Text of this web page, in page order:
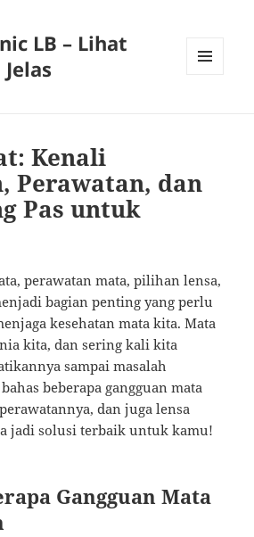
LB – Lihat
Kenali
Perawatan, dan
Pas untuk
perawatan mata, pilihan lensa,
bagian penting yang perlu
kesehatan mata kita. Mata
kita, dan sering kali kita
sampai masalah
beberapa gangguan mata
dan juga lensa
jadi solusi terbaik untuk kamu!
Gangguan Mata